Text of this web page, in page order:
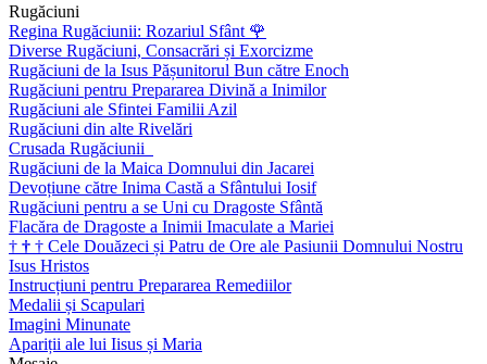
Rugăciuni
Regina Rugăciunii: Rozariul Sfânt 🌹
Diverse Rugăciuni, Consacrări și Exorcizme
Rugăciuni de la Isus Pășunitorul Bun către Enoch
Rugăciuni pentru Prepararea Divină a Inimilor
Rugăciuni ale Sfintei Familii Azil
Rugăciuni din alte Rivelări
Crusada Rugăciunii
Rugăciuni de la Maica Domnului din Jacarei
Devoțiune către Inima Castă a Sfântului Iosif
Rugăciuni pentru a se Uni cu Dragoste Sfântă
Flacăra de Dragoste a Inimii Imaculate a Mariei
† † † Cele Douăzeci și Patru de Ore ale Pasiunii Domnului Nostru
Isus Hristos
Instrucțiuni pentru Prepararea Remediilor
Medalii și Scapulari
Imagini Minunate
Apariții ale lui Iisus și Maria